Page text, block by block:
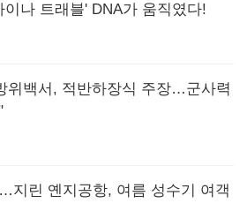
나 트래블' DNA가 움직였다!
위백서, 적반하장식 주장…군사력
지린 옌지공항, 여름 성수기 여객